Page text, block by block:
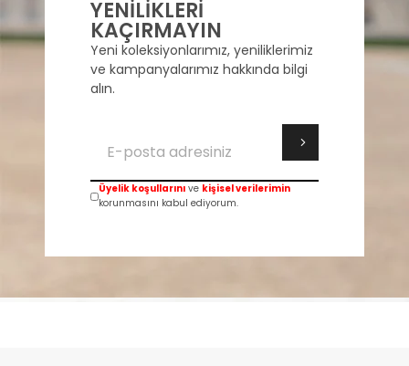
YENİLİKLERİ
KAÇIRMAYIN
Yeni koleksiyonlarımız, yeniliklerimiz
ve kampanyalarımız hakkında bilgi
alın.
Üyelik koşullarınıve kişisel verilerimin
korunmasını kabul ediyorum.